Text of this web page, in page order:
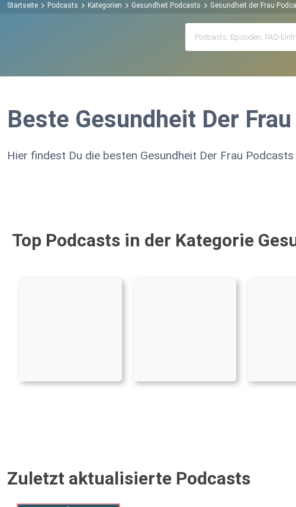
Startseite Podcasts Kategorien Gesundheit Podcasts Gesundheit der Frau
Beste Gesundheit Der
Hier findest Du die besten Gesundheit Der Frau
Top Podcasts in der Kategorie
Zuletzt aktualisierte Podcasts